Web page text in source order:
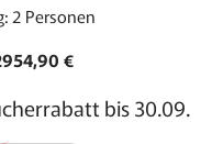
2 Personen
€
bis 30.09.